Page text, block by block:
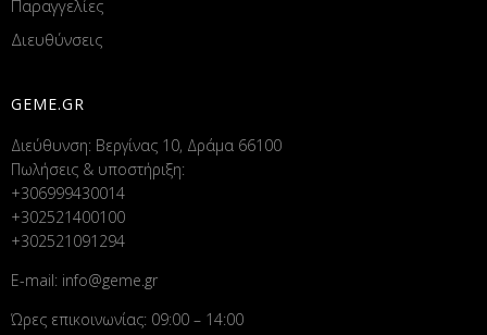
Παραγγελίες
Διευθύνσεις
GEME.GR
Διεύθυνση: Βεργίνας 10, Δράμα 66100
Πωλήσεις & υποστήριξη:
+306999430014
+302521400100
+302521091294
E-mail: info@geme.gr
Ώρες επικοινωνίας: 09:00 – 14:00